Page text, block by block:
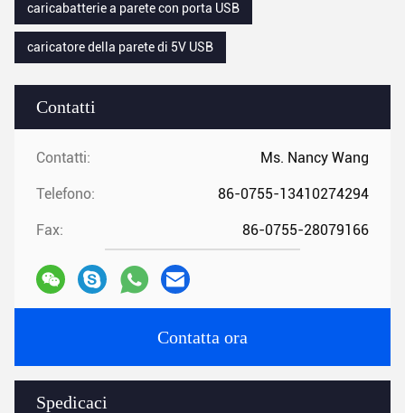
Contatti
Contatti: Ms. Nancy Wang
Telefono: 86-0755-13410274294
Fax: 86-0755-28079166
Contatta ora
Spedicaci
caricabatterie a parete con porta USB
caricatore della parete di 5V USB